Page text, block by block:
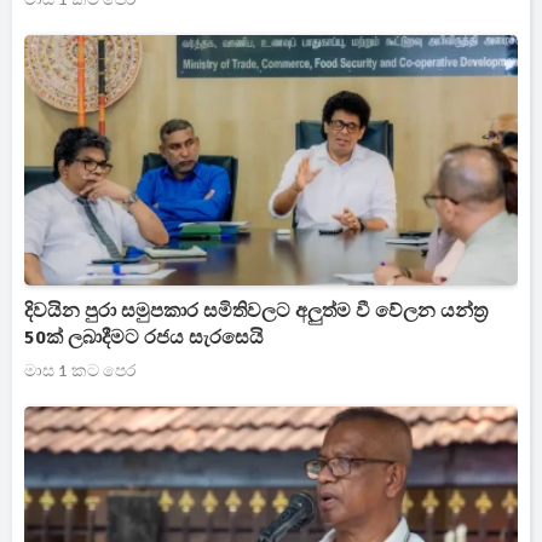
දිවයින පුරා සමුපකාර සමිතිවලට අලුත්ම වී වේලන යන්ත්‍ර
50ක් ලබාදීමට රජය සැරසෙයි
මාස 1 කට පෙර